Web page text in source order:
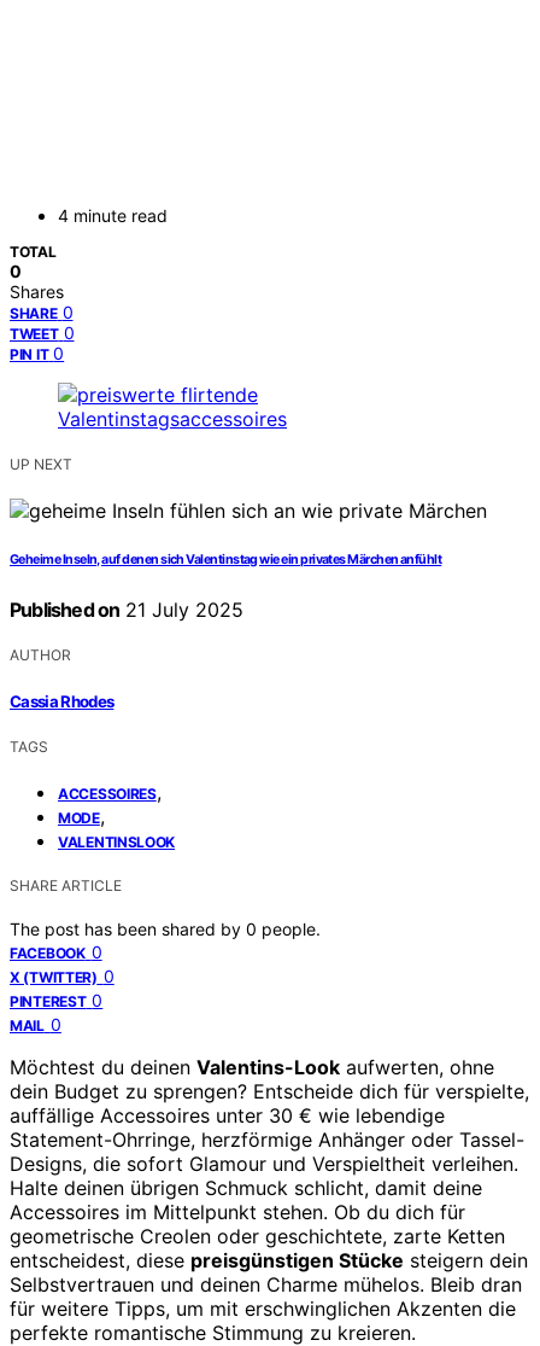
4 minute read
TOTAL
0
Shares
SHARE 0
TWEET 0
PIN IT 0
UP NEXT
Geheime Inseln, auf denen sich Valentinstag wie ein privates Märchen anfühlt
Published on 21 July 2025
AUTHOR
Cassia Rhodes
TAGS
ACCESSOIRES,
MODE,
VALENTINSLOOK
SHARE ARTICLE
The post has been shared by 0 people.
FACEBOOK 0
X (TWITTER) 0
PINTEREST 0
MAIL 0
Möchtest du deinen Valentins-Look aufwerten, ohne
dein Budget zu sprengen? Entscheide dich für verspielte,
auffällige Accessoires unter 30 € wie lebendige
Statement-Ohrringe, herzförmige Anhänger oder Tassel-
Designs, die sofort Glamour und Verspieltheit verleihen.
Halte deinen übrigen Schmuck schlicht, damit deine
Accessoires im Mittelpunkt stehen. Ob du dich für
geometrische Creolen oder geschichtete, zarte Ketten
entscheidest, diese preisgünstigen Stücke steigern dein
Selbstvertrauen und deinen Charme mühelos. Bleib dran
für weitere Tipps, um mit erschwinglichen Akzenten die
perfekte romantische Stimmung zu kreieren.